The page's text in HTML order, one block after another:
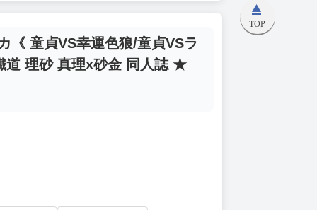
TOP
《 童貞VS幸運色狼/童貞VSラ
道 理砂 真理x砂金 同人誌 ★